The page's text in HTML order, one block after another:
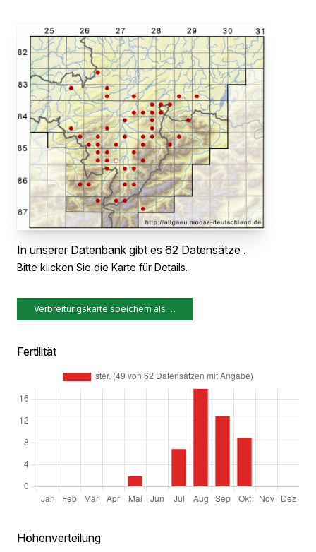
In unserer Datenbank gibt es 62 Datensätze .
Bitte klicken Sie die Karte für Details.
Verbreitungskarte speichern als …
Fertilität
Höhenverteilung